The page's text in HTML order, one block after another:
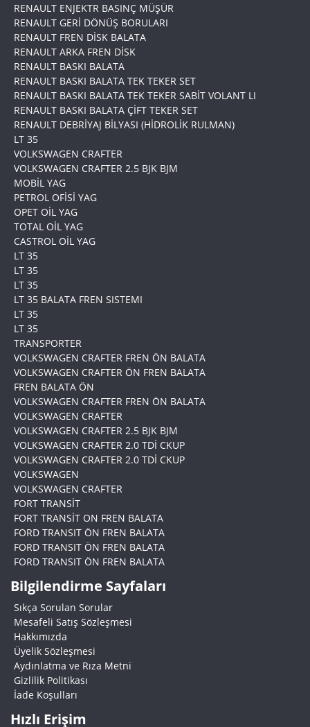
RENAULT ENJEKTR BASINÇ MÜŞÜR
RENAULT GERİ DÖNÜŞ BORULARI
RENAULT FREN DİSK BALATA
RENAULT ARKA FREN DİSK
RENAULT BASKI BALATA
RENAULT BASKI BALATA TEK TEKER SET
RENAULT BASKI BALATA TEK TEKER SABİT VOLANT LI
RENAULT BASKI BALATA ÇİFT TEKER SET
RENAULT DEBRİYAJ BİLYASI (HİDROLİK RULMAN)
LT 35
VOLKSWAGEN CRAFTER
VOLKSWAGEN CRAFTER 2.5 BJK BJM
MOBİL YAG
PETROL OFİSİ YAG
OPET OİL YAG
TOTAL OİL YAG
CASTROL OİL YAG
LT 35
LT 35
LT 35
LT 35 BALATA FREN SISTEMI
LT 35
LT 35
TRANSPORTER
VOLKSWAGEN CRAFTER FREN ÖN BALATA
VOLKSWAGEN CRAFTER ÖN FREN BALATA
FREN BALATA ÖN
VOLKSWAGEN CRAFTER FREN ÖN BALATA
VOLKSWAGEN CRAFTER
VOLKSWAGEN CRAFTER 2.5 BJK BJM
VOLKSWAGEN CRAFTER 2.0 TDİ CKUP
VOLKSWAGEN CRAFTER 2.0 TDİ CKUP
VOLKSWAGEN
VOLKSWAGEN CRAFTER
FORT TRANSİT
FORT TRANSİT ON FREN BALATA
FORD TRANSIT ÖN FREN BALATA
FORD TRANSIT ÖN FREN BALATA
FORD TRANSIT ÖN FREN BALATA
Bilgilendirme Sayfaları
Sıkça Sorulan Sorular
Mesafeli Satış Sözleşmesi
Hakkımızda
Üyelik Sözleşmesi
Aydınlatma ve Rıza Metni
Gizlilik Politikası
İade Koşulları
Hızlı Erişim